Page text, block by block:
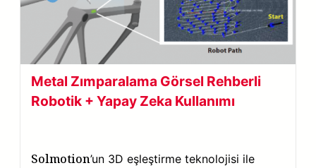
Metal Zımparalama Görsel Rehberli
Robotik + Yapay Zeka Kullanımı
Solmotion’un 3D eşleştirme teknolojisi ile